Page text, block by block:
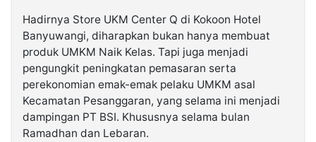
Hadirnya Store UKM Center Q di Kokoon Hotel
Banyuwangi, diharapkan bukan hanya membuat
produk UMKM Naik Kelas. Tapi juga menjadi
pengungkit peningkatan pemasaran serta
perekonomian emak-emak pelaku UMKM asal
Kecamatan Pesanggaran, yang selama ini menjadi
dampingan PT BSI. Khususnya selama bulan
Ramadhan dan Lebaran.